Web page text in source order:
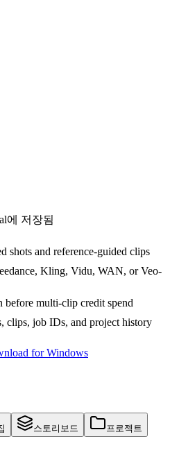
에 저장됨
shots and reference-guided clips
Kling, Vidu, WAN, or Veo-
before multi-clip credit spend
clips, job IDs, and project history
for Windows
스토리보드 프로젝트